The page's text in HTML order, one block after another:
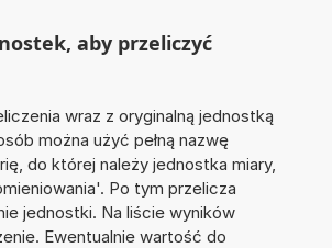
aby przeliczyć
wraz z oryginalną jednostką
można użyć pełną nazwę
do której należy jednostka miary,
Po tym przelicza
jednostki. Na liście wyników
Ewentualnie wartość do